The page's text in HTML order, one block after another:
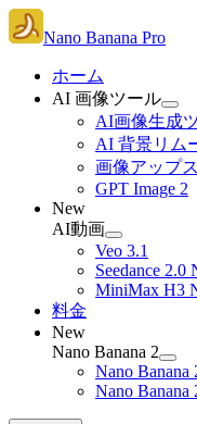
Nano Banana Pro
ホーム
AI 画像ツール
AI画像生成
AI 背景リム
画像アップ
GPT Image 2
New
AI動画
Veo 3.1
Seedance 2.0
MiniMax H3
料金
New
Nano Banana 2
Nano Banana
Nano Banana